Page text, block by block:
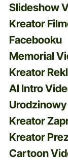
Slideshow
Kreator
Facebooku
Memorial
Kreator
AI Intro
Kreator
Kreator
Cartoon